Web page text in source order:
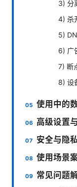
3) 分
4) 杀
5)
6) 广
7) 断
8) 设
使用中的
高级设置
安全与隐
使用场景
常见问题